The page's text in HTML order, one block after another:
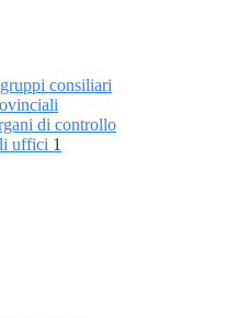
consiliari
di controllo
uffici 1